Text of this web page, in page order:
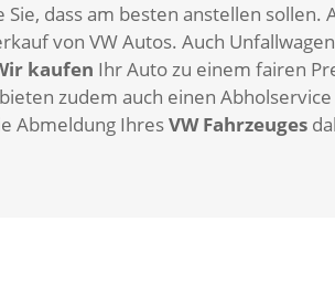
dass am besten anstellen sollen.
von VW Autos. Auch
kaufen Ihr Auto zu einem fairen
zudem auch einen
Abmeldung IhresVW Fahrzeuges